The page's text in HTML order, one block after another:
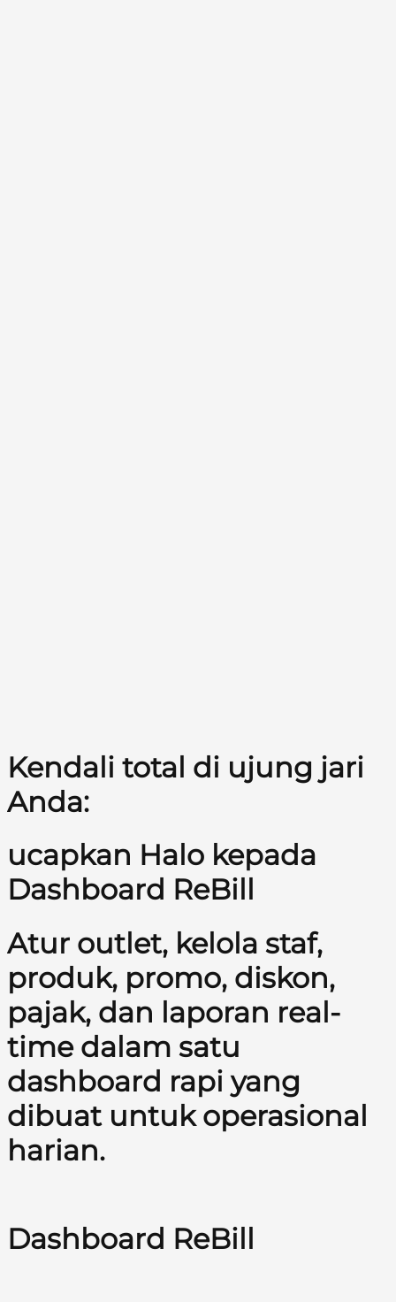
Kendali total di ujung jari
Anda:
ucapkan Halo kepada
Dashboard ReBill
Atur outlet, kelola staf,
produk, promo, diskon,
pajak, dan laporan real-
time dalam satu
dashboard rapi yang
dibuat untuk operasional
harian.
Dashboard ReBill